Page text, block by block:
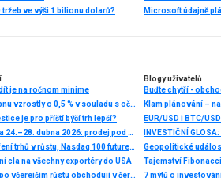
tržeb ve výši 1 bilionu dolarů?
Microsoft údajně
je na ročnom minime
USA: Maloobchodní tržby v dubnu vzrostly o 0,5 % v souladu s očekáváním
je pro příští býčí trh lepší?
Obchodní signály pro ZLATO na 24.–28. dubna 2026: prodej pod 4 759 USD (21 SMA – 7/8 Murray)
Americké futures indikují otevření trhů v růstu, Nasdaq 100 futures +1,01 %
cla na všechny exportéry do USA
Americké futures kontrakty se po včerejším růstu obchodují v červeném, Nasdaq 100 futures -2,76 %
Blogy uživatelů
Buďte chytří -
Klam plánování –
EUR/USD i BTC/
Geopolitické
Tajemství
7 mýtů o